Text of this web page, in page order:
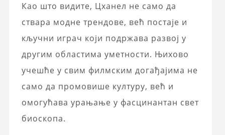
Као што видите, Цханел не само да
ствара модне трендове, већ постаје и
кључни играч који подржава развој у
другим областима уметности. Њихово
учешће у свим филмским догађајима не
само да промовише културу, већ и
омогућава урањање у фасцинантан свет
биоскопа.